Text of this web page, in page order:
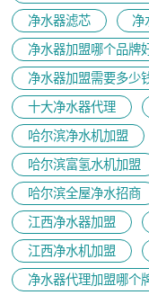
净水器滤芯
净
净水器加盟哪个品牌
净水器加盟需要多少
十大净水器代理
哈尔滨净水机加盟
哈尔滨富氢水机加盟
哈尔滨全屋净水招商
江西净水器加盟
江西净水机加盟
净水器代理加盟哪个